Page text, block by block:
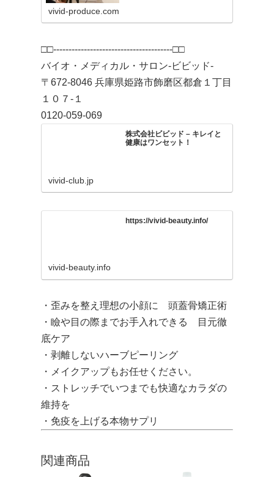
vivid-produce.com
□□---------------------------------------□□
バイオ・メディカル・サロン-ビビッド-
〒672-8046 兵庫県姫路市飾磨区都倉１丁目
１０７-１
0120-059-069
株式会社ビビッド – キレイと
健康はワンセット！
vivid-club.jp
https://vivid-beauty.info/
vivid-beauty.info
・歪みを整え理想の小顔に 頭蓋骨矯正術
・瞼や目の際までお手入れできる 目元徹
底ケア
・剥離しないハーブピーリング
・メイクアップもお任せください。
・ストレッチでいつまでも快適なカラダの
維持を
・免疫を上げる本物サプリ
関連商品